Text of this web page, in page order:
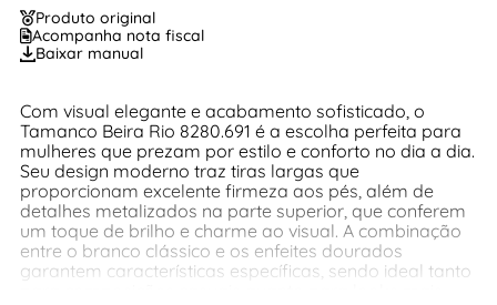
Produto original
Acompanha nota fiscal
Baixar manual
Com visual elegante e acabamento sofisticado, o
Tamanco Beira Rio 8280.691 é a escolha perfeita para
mulheres que prezam por estilo e conforto no dia a dia.
Seu design moderno traz tiras largas que
proporcionam excelente firmeza aos pés, além de
detalhes metalizados na parte superior, que conferem
um toque de brilho e charme ao visual. A combinação
entre o branco clássico e os enfeites dourados
garantem características específicas, sendo ideal tanto